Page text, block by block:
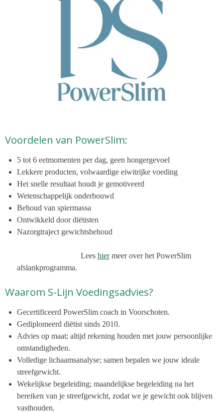
Voordelen van PowerSlim:
5 tot 6 eetmomenten per dag, geen hongergevoel
Lekkere producten, volwaardige eiwitrijke voeding
Het snelle resultaat houdt je gemotiveerd
Wetenschappelijk onderbouwd
Behoud van spiermassa
Ontwikkeld door diëtisten
Nazorgtraject gewichtsbehoud
Lees hiermeer over het PowerSlim
afslankprogramma.
Waarom S-Lijn Voedingsadvies?
Gecertificeerd PowerSlim coach in Voorschoten.
Gediplomeerd diëtist sinds 2010.
Advies op maat; altijd rekening houden met jouw persoonlijke
omstandigheden.
Volledige lichaamsanalyse; samen bepalen we jouw ideale
streefgewicht.
Wekelijkse begeleiding; maandelijkse begeleiding na het
bereiken van je streefgewicht, zodat we je gewicht ook blijven
vasthouden.